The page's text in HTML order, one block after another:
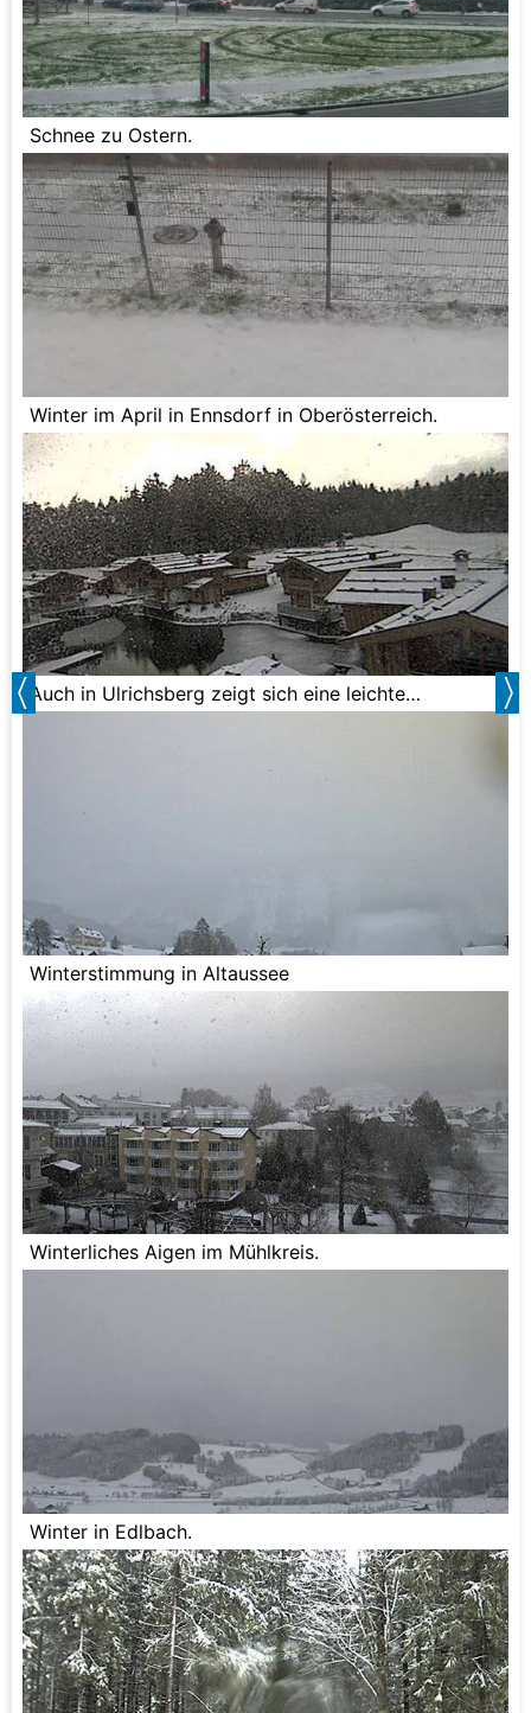
Schnee zu Ostern.
Winter im April in Ennsdorf in Oberösterreich.
Auch in Ulrichsberg zeigt sich eine leichte
Winterstimmung in Altaussee
Winterliches Aigen im Mühlkreis.
Winter in Edlbach.